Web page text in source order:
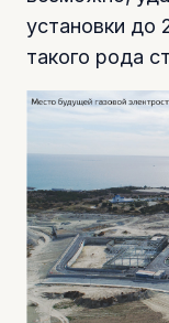
установки до
такого рода